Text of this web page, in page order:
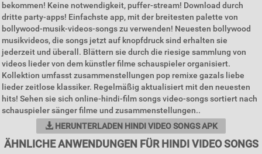
bekommen! Keine notwendigkeit, puffer-stream! Download durch
dritte party-apps! Einfachste app, mit der breitesten palette von
bollywood-musik-videos-songs zu verwenden! Neuesten bollywood
musikvideos, die songs jetzt auf knopfdruck sind erhalten sie
jederzeit und überall. Blättern sie durch die riesige sammlung von
videos lieder von dem künstler filme schauspieler organisiert.
Kollektion umfasst zusammenstellungen pop remixe gazals liebe
lieder zeitlose klassiker. Regelmäßig aktualisiert mit den neuesten
hits! Sehen sie sich online-hindi-film songs video-songs sortiert nach
schauspieler sänger filme und zusammenstellungen..
HERUNTERLADEN HINDI VIDEO SONGS APK
ÄHNLICHE ANWENDUNGEN FÜR HINDI VIDEO SONGS